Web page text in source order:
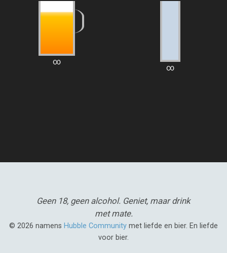
∞
∞
Geen 18, geen alcohol. Geniet, maar drink
met mate.
© 2026 namens Hubble Community met liefde en bier. En liefde
voor bier.